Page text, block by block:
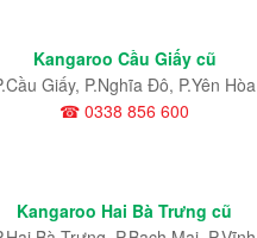
Kangaroo Cầu Giấy cũ
Giấy, P.Nghĩa Đô, P.Yên Hòa
☎ 0338 856 600
Kangaroo Hai Bà Trưng cũ